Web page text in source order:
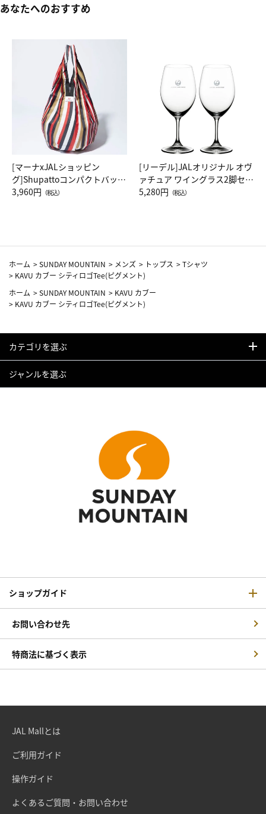
あなたへのおすすめ
[マーナxJALショッピン
グ]Shupattoコンパクトバッグ
Drop JAL客室乗務員（LC）ス
3,960円 （税込）
[リーデル]JALオリジナル オヴ
ァチュア ワイングラス2脚セッ
ト（レッドワイン）
5,280円 （税込）
ホーム >SUNDAY MOUNTAIN > メンズ > トップス >Tシャツ
> KAVU カブー シティロゴTee(ピグメント)
ホーム >SUNDAY MOUNTAIN > KAVU カブー
> KAVU カブー シティロゴTee(ピグメント)
カテゴリを選ぶ
ジャンルを選ぶ
ショップガイド
お問い合わせ先
特商法に基づく表示
JAL Mallとは
ご利用ガイド
操作ガイド
よくあるご質問・お問い合わせ